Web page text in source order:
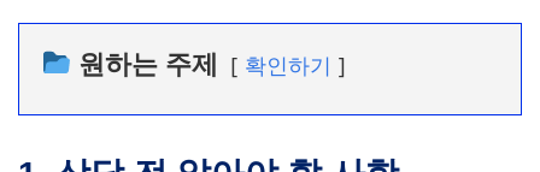
원하는 주제 확인하기